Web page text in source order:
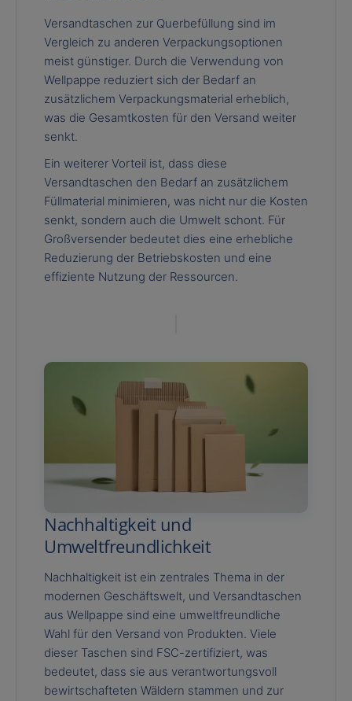
Versandtaschen zur Querbefüllung sind im
Vergleich zu anderen Verpackungsoptionen
meist günstiger. Durch die Verwendung von
Wellpappe reduziert sich der Bedarf an
zusätzlichem Verpackungsmaterial erheblich,
was die Gesamtkosten für den Versand weiter
senkt.
Ein weiterer Vorteil ist, dass diese
Versandtaschen den Bedarf an zusätzlichem
Füllmaterial minimieren, was nicht nur die Kosten
senkt, sondern auch die Umwelt schont. Für
Großversender bedeutet dies eine erhebliche
Reduzierung der Betriebskosten und eine
effiziente Nutzung der Ressourcen.
Nachhaltigkeit und
Umweltfreundlichkeit
Nachhaltigkeit ist ein zentrales Thema in der
modernen Geschäftswelt, und Versandtaschen
aus Wellpappe sind eine umweltfreundliche
Wahl für den Versand von Produkten. Viele
dieser Taschen sind FSC-zertifiziert, was
bedeutet, dass sie aus verantwortungsvoll
bewirtschafteten Wäldern stammen und zur